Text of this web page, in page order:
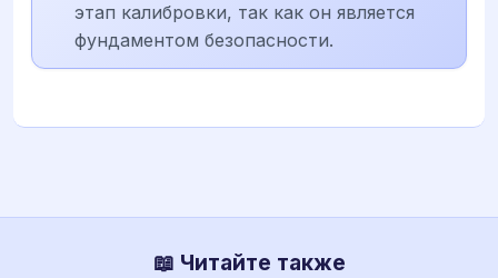
этап калибровки, так как он является
фундаментом безопасности.
📖 Читайте также